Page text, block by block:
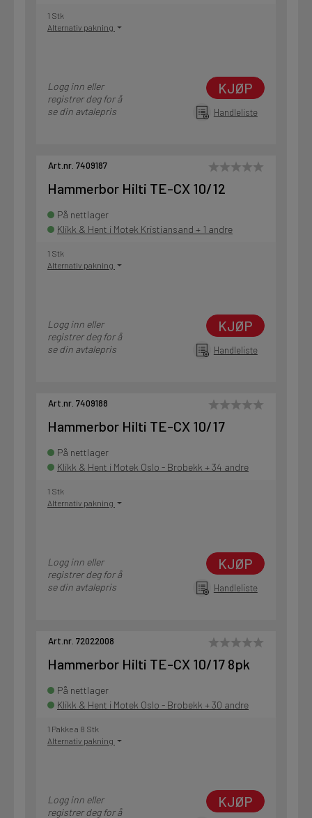
1 Stk
Alternativ pakning
Logg inn eller
registrer deg for å
se din avtalepris
KJØP
Handleliste
Art.nr. 7409187
Hammerbor Hilti TE-CX 10/12
På nettlager
Klikk & Hent i Motek Kristiansand + 1 andre
1 Stk
Alternativ pakning
Logg inn eller
registrer deg for å
se din avtalepris
KJØP
Handleliste
Art.nr. 7409188
Hammerbor Hilti TE-CX 10/17
På nettlager
Klikk & Hent i Motek Oslo - Brobekk + 34 andre
1 Stk
Alternativ pakning
Logg inn eller
registrer deg for å
se din avtalepris
KJØP
Handleliste
Art.nr. 72022008
Hammerbor Hilti TE-CX 10/17 8pk
På nettlager
Klikk & Hent i Motek Oslo - Brobekk + 30 andre
1 Pakke a 8 Stk
Alternativ pakning
Logg inn eller
registrer deg for å
KJØP